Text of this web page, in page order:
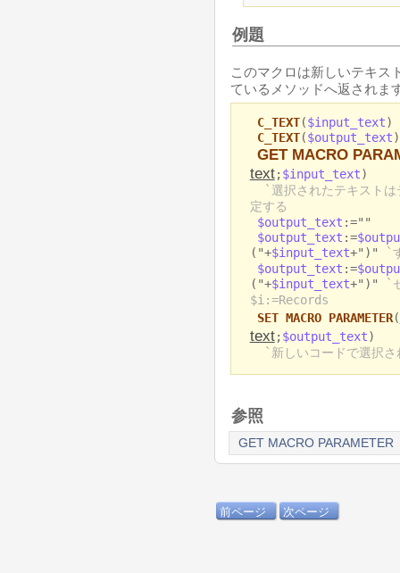
例題
このマクロは新しいテキス
ているメソッドへ返されま
C_TEXT($input_text)
C_TEXT($output_text)
GET MACRO
text;$input_text)
`選択されたテキスト
定する
$output_text :=""
$output_text :=
("+$input_text+")"
`
$output_text :=
("+$input_text+")"
`
$i:=Records
SET MACRO PARAMETER(
text;$output_text)
`新しいコードで選択
参照
GET MACRO PARAMETER
前ページ 次ページ